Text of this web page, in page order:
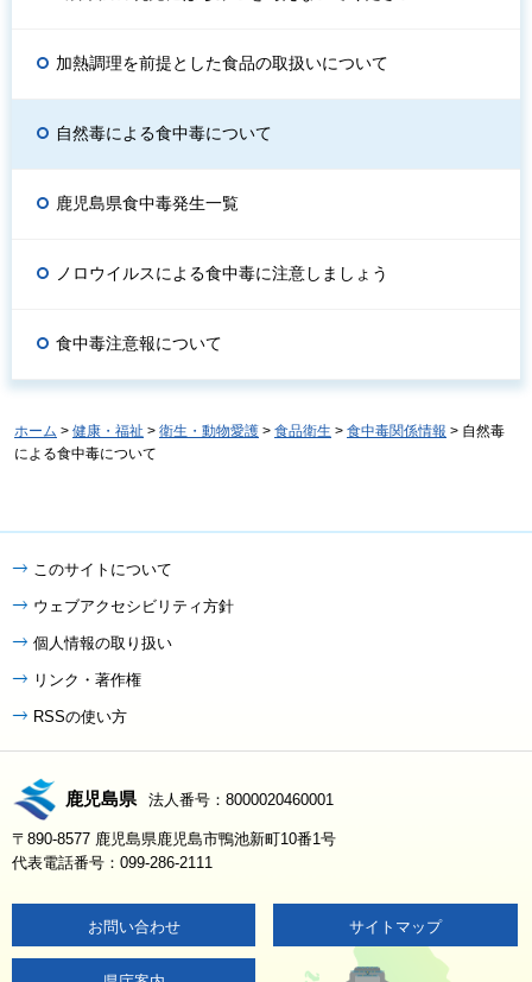
加熱調理を前提とした食品の取扱いについて
自然毒による食中毒について
鹿児島県食中毒発生一覧
ノロウイルスによる食中毒に注意しましょう
食中毒注意報について
ホーム > 健康・福祉 > 衛生・動物愛護 > 食品衛生 > 食中毒関係情報 > 自然毒
による食中毒について
このサイトについて
ウェブアクセシビリティ方針
個人情報の取り扱い
リンク・著作権
RSSの使い方
鹿児島県 法人番号：8000020460001
〒890-8577 鹿児島県鹿児島市鴨池新町10番1号
代表電話番号：099-286-2111
お問い合わせ サイトマップ